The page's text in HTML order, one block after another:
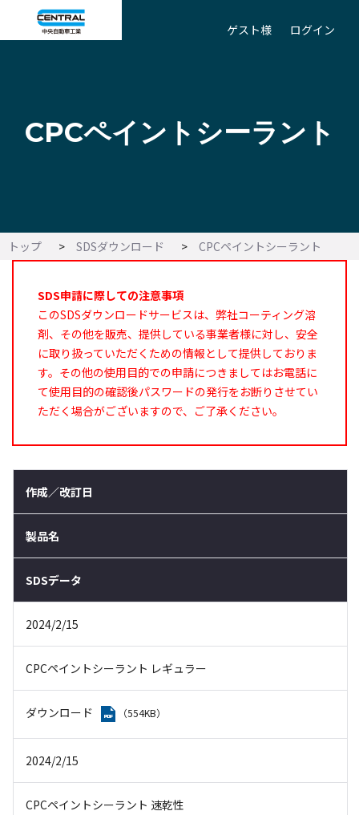
CPCペイントシーラント
トップ SDSダウンロード CPCペイントシーラント
ゲスト様 ログイン
SDS申請に際しての注意事項
このSDSダウンロードサービスは、弊社コーティング溶
剤、その他を販売、提供している事業者様に対し、安全
に取り扱っていただくための情報として提供しておりま
す。その他の使用目的での申請につきましてはお電話に
て使用目的の確認後パスワードの発行をお断りさせてい
ただく場合がございますので、ご了承ください。
作成／改訂日
製品名
SDSデータ
2024/2/15
CPCペイントシーラント レギュラー
ダウンロード （554KB）
2024/2/15
CPCペイントシーラント 速乾性